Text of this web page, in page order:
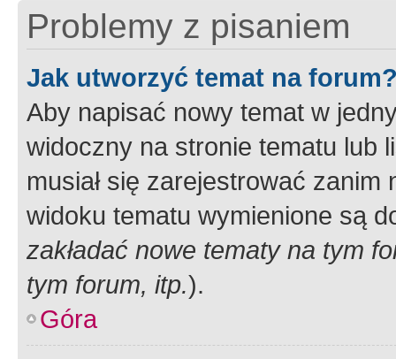
Problemy z pisaniem
Jak utworzyć temat na
Aby napisać nowy temat w
widoczny na stronie tematu lub
musiał się zarejestrować
widoku tematu wymienione są
zakładać nowe tematy na tym
tym forum, itp.).
Góra